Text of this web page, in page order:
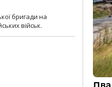
бригади на
військ.